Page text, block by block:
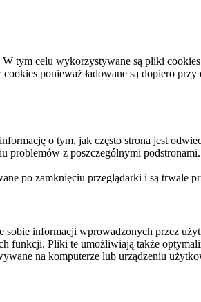
tym celu wykorzystywane są pliki
ponieważ ładowane są dopiero
o tym, jak często strona jest
z poszczególnymi
po zamknięciu przeglądarki i są trwale
informacji wprowadzonych przez
funkcji. Pliki te umożliwiają także
na komputerze lub urządzeniu